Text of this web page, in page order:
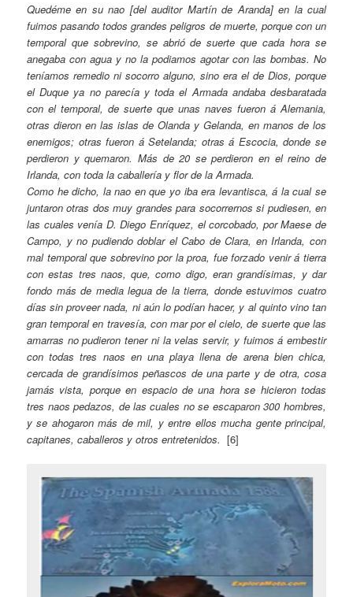
Quedéme en su nao [del auditor Martín de Aranda] en la cual
fuimos pasando todos grandes peligros de muerte, porque con un
temporal que sobrevino, se abrió de suerte que cada hora se
anegaba con agua y no la podiamos agotar con las bombas. No
teníamos remedio ni socorro alguno, sino era el de Dios, porque
el Duque ya no parecía y toda el Armada andaba desbaratada
con el temporal, de suerte que unas naves fueron á Alemania,
otras dieron en las islas de Olanda y Gelanda, en manos de los
enemigos; otras fueron á Setelanda; otras á Escocia, donde se
perdieron y quemaron. Más de 20 se perdieron en el reino de
Irlanda, con toda la caballería y flor de la Armada.
Como he dicho, la nao en que yo iba era levantisca, á la cual se
juntaron otras dos muy grandes para socorrernos si pudiesen, en
las cuales venía D. Diego Enríquez, el corcobado, por Maese de
Campo, y no pudiendo doblar el Cabo de Clara, en Irlanda, con
mal temporal que sobrevino por la proa, fue forzado venir á tierra
con estas tres naos, que, como digo, eran grandísimas, y dar
fondo más de media legua de la tierra, donde estuvimos cuatro
días sin proveer nada, ni aún lo podían hacer, y al quinto vino tan
gran temporal en travesía, con mar por el cielo, de suerte que las
amarras no pudieron tener ni la velas servir, y fuimos á embestir
con todas tres naos en una playa llena de arena bien chica,
cercada de grandísimos peñascos de una parte y de otra, cosa
jamás vista, porque en espacio de una hora se hicieron todas
tres naos pedazos, de las cuales no se escaparon 300 hombres,
y se ahogaron más de mil, y entre ellos mucha gente principal,
capitanes, caballeros y otros entretenidos. [6]